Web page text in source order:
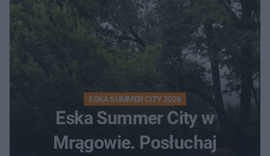
ESKA SUMMER CITY 2026
Eska Summer City w
Mrągowie. Posłuchaj